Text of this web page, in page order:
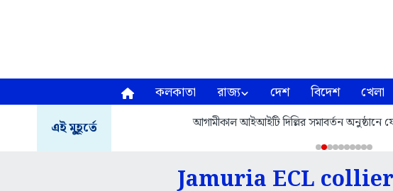
কলকাতা রাজ্য দেশ বিদেশ খেলা
এই মুহূর্তে আগামীকাল আইআইটি দিল্লির সমাবর্তন অনুষ্ঠানে
Jamuria ECL